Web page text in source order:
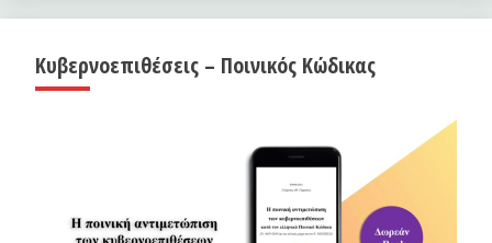
Κυβερνοεπιθέσεις – Ποινικός Κώδικας